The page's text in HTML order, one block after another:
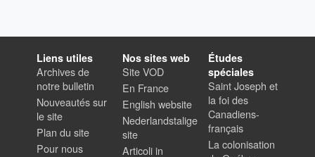
Liens utiles
Archives de
notre bulletin
Nouveautés sur
le site
Plan du site
Pour nous
Nos sites web
Site VOD
En France
English website
Nederlandstalige
site
Articoli in
Études
spéciales
Saint Joseph et
la foi des
Canadiens-
français
La colonisation